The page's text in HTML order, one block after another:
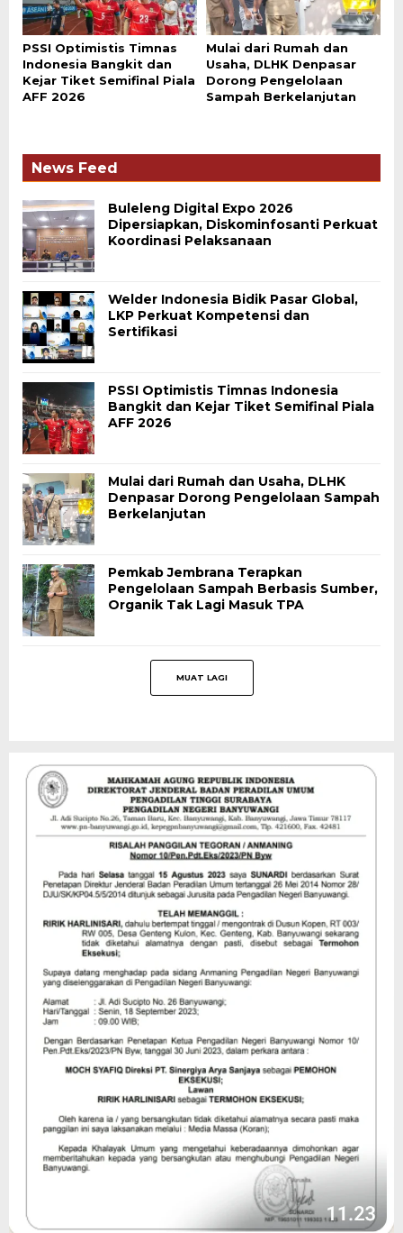
PSSI Optimistis Timnas
Indonesia Bangkit dan
Kejar Tiket Semifinal Piala
AFF 2026
Mulai dari Rumah dan
Usaha, DLHK Denpasar
Dorong Pengelolaan
Sampah Berkelanjutan
News Feed
Buleleng Digital Expo 2026
Dipersiapkan, Diskominfosanti Perkuat
Koordinasi Pelaksanaan
Welder Indonesia Bidik Pasar Global,
LKP Perkuat Kompetensi dan
Sertifikasi
PSSI Optimistis Timnas Indonesia
Bangkit dan Kejar Tiket Semifinal Piala
AFF 2026
Mulai dari Rumah dan Usaha, DLHK
Denpasar Dorong Pengelolaan Sampah
Berkelanjutan
Pemkab Jembrana Terapkan
Pengelolaan Sampah Berbasis Sumber,
Organik Tak Lagi Masuk TPA